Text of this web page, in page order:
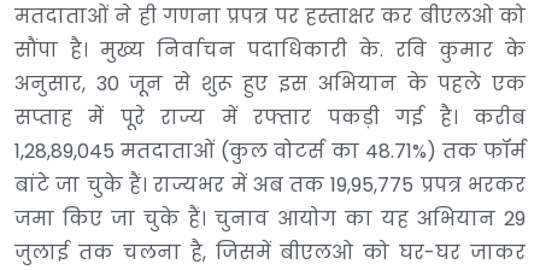
मतदाताओं ने ही गणना प्रपत्र पर हस्ताक्षर कर बीएलओ को
सौंपा है। मुख्य निर्वाचन पदाधिकारी के. रवि कुमार के
अनुसार, 30 जून से शुरू हुए इस अभियान के पहले एक
सप्ताह में पूरे राज्य में रफ्तार पकड़ी गई है। करीब
1,28,89,045 मतदाताओं (कुल वोटर्स का 48.71%) तक फॉर्म
बांटे जा चुके हैं। राज्यभर में अब तक 19,95,775 प्रपत्र भरकर
जमा किए जा चुके हैं। चुनाव आयोग का यह अभियान 29
जुलाई तक चलना है, जिसमें बीएलओ को घर-घर जाकर